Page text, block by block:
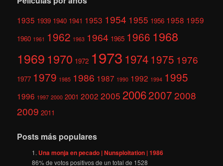
1935 1939 1940 1941 1953 1954 1955 1956 1958 1959
1960 1961 1962 1963 1964 1965 1966 1968
1969 1970 1972 1973 1974 1975 1976
1977 1979 1985 1986 1987 1990 1992 1994 1995
1996 1997 2000 2001 2002 2005 200620072008
2009 2011
Posts más populares
Una monja en pecado | Nunsploitation | 1986
86% de votos positivos de un total de 1528